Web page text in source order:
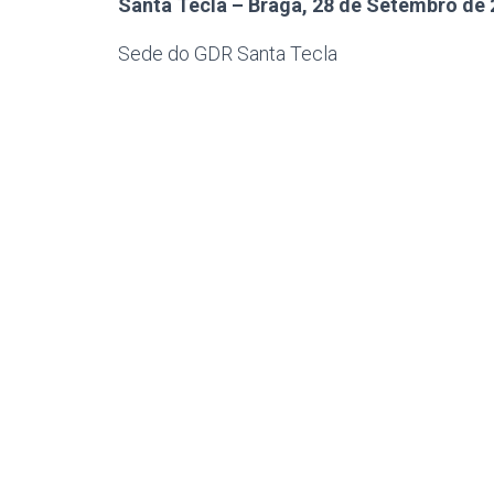
Santa Tecla – Braga, 28 de Setembro de
Sede do GDR Santa Tecla